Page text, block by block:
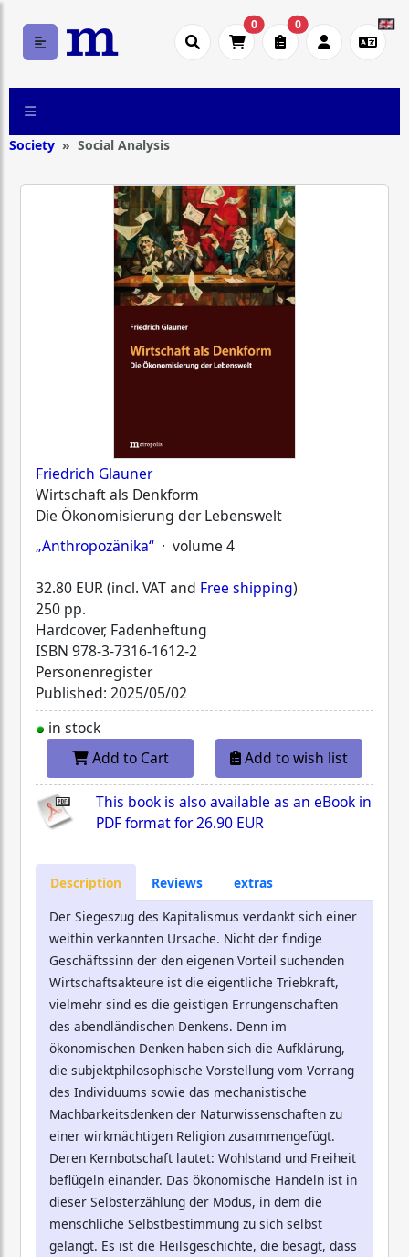
0 0
Society Social Analysis
Friedrich Glauner
Wirtschaft als Denkform
Die Ökonomisierung der Lebenswelt
„Anthropozänika“ · volume 4
32.80 EUR (incl. VAT and Free shipping)
250 pp.
Hardcover, Fadenheftung
ISBN 978-3-7316-1612-2
Personenregister
Published: 2025/05/02
in stock
Add to Cart
Add to wish list
This book is also available as an eBook in
PDF format for26.90 EUR
Description Reviews
extras
Der Siegeszug des Kapitalismus verdankt sich einer
weithin verkannten Ursache. Nicht der findige
Geschäftssinn der den eigenen Vorteil suchenden
Wirtschaftsakteure ist die eigentliche Triebkraft,
vielmehr sind es die geistigen Errungenschaften
des abendländischen Denkens. Denn im
ökonomischen Denken haben sich die Aufklärung,
die subjektphilosophische Vorstellung vom Vorrang
des Individuums sowie das mechanistische
Machbarkeitsdenken der Naturwissenschaften zu
einer wirkmächtigen Religion zusammengefügt.
Deren Kernbotschaft lautet: Wohlstand und Freiheit
beflügeln einander. Das ökonomische Handeln ist in
dieser Selbsterzählung der Modus, in dem die
menschliche Selbstbestimmung zu sich selbst
gelangt. Es ist die Heilsgeschichte, die besagt, dass